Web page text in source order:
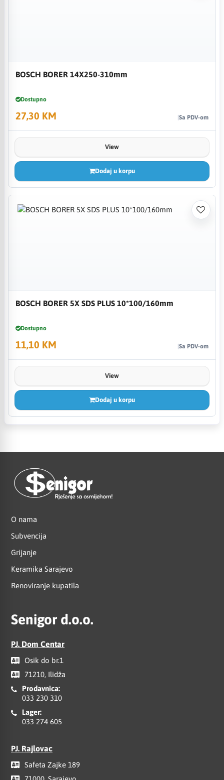
BOSCH BORER 14X250-310mm
Dostupno
27,30 KM Sa PDV-om
View
Dodaj u korpu
BOSCH BORER 5X SDS PLUS 10*100/160mm
Dostupno
11,10 KM Sa PDV-om
View
Dodaj u korpu
O nama
Subvencija
Grijanje
Keramika Sarajevo
Renoviranje kupatila
Senigor d.o.o.
PJ. Dom Centar
Osik do br.1
71210, Ilidža
Prodavnica:
033 230 310
Lager:
033 274 605
PJ. Rajlovac
Safeta Zajke 189